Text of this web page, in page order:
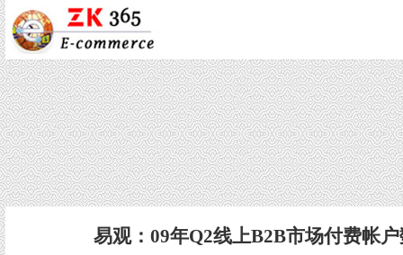
易观：09年Q2线上B2B市场付费帐